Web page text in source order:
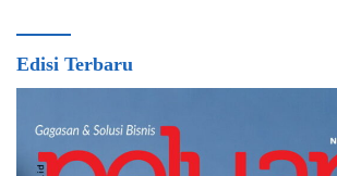
Edisi Terbaru